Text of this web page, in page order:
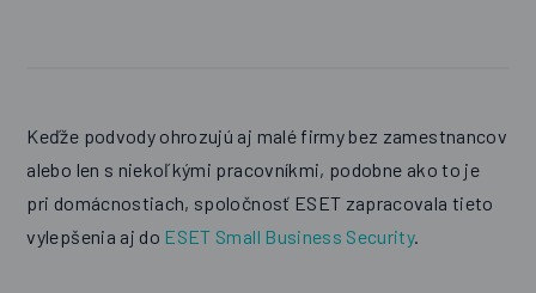
Keďže podvody ohrozujú aj malé firmy bez zamestnancov
alebo len s niekoľkými pracovníkmi, podobne ako to je
pri domácnostiach, spoločnosť ESET zapracovala tieto
vylepšenia aj do ESET Small Business Security.